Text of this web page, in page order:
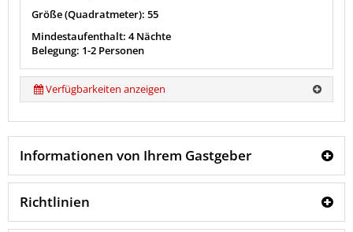
Größe (Quadratmeter): 55
Mindestaufenthalt: 4 Nächte
Belegung: 1-2 Personen
Verfügbarkeiten anzeigen
Informationen von Ihrem Gastgeber
Richtlinien